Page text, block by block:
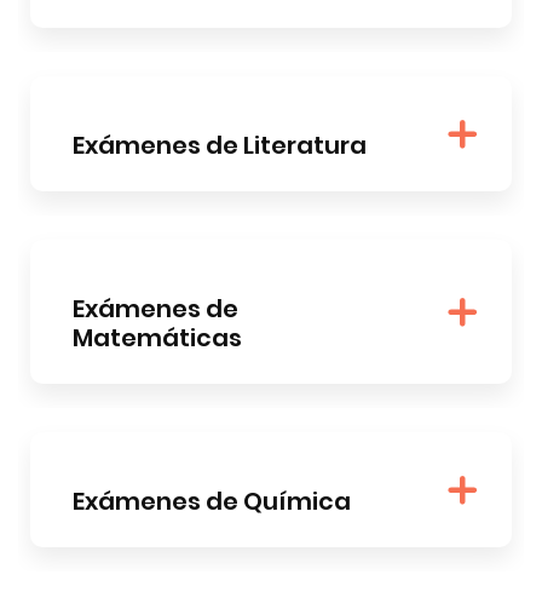
Exámenes de Literatura
Exámenes de
Matemáticas
Exámenes de Química